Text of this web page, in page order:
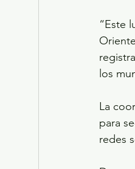
“Este
los
La
para
redes